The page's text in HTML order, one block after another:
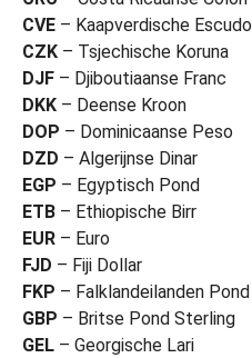
CVE – Kaapverdische Escudo
CZK – Tsjechische Koruna
DJF – Djiboutiaanse Franc
DKK – Deense Kroon
DOP – Dominicaanse Peso
DZD – Algerijnse Dinar
EGP – Egyptisch Pond
ETB – Ethiopische Birr
EUR – Euro
FJD – Fiji Dollar
FKP – Falklandeilanden Pond
GBP – Britse Pond Sterling
GEL – Georgische Lari